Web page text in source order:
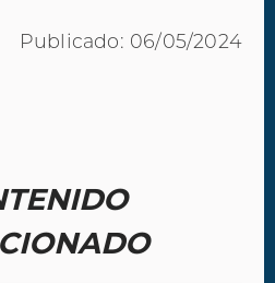
Publicado: 06/05/2024